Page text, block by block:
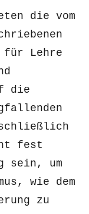
die vom
für Lehre
die
fest
sein, um
wie dem
zu